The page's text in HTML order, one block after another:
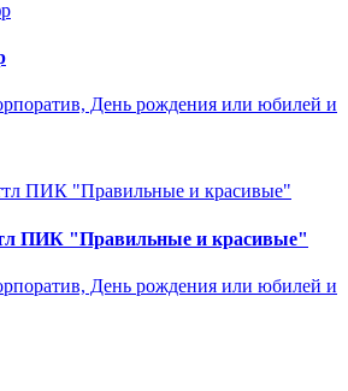
День рождения или юбилей и
ПИК "Правильные и красивые"
День рождения или юбилей и